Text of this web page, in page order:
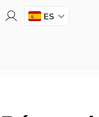
ES